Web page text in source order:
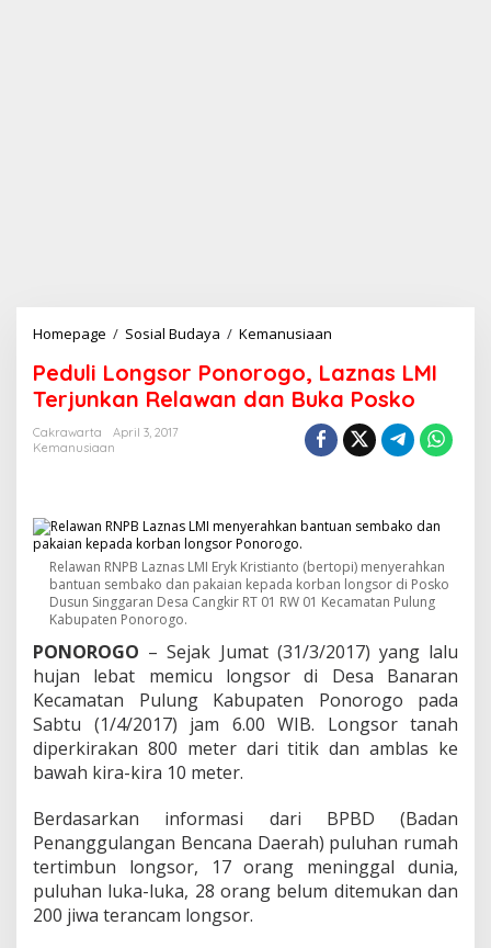
Homepage / Sosial Budaya / Kemanusiaan
d
u
l
i
L
s
r
P
o
o
r
o
g
o
,
z
n
a
s
L
Peduli Longsor Ponorogo, Laznas LMI
Terjunkan Relawan dan Buka Posko
Cakrawarta
April 3, 2017
Kemanusiaan
Relawan RNPB Laznas LMI Eryk Kristianto (bertopi) menyerahkan
bantuan sembako dan pakaian kepada korban longsor di Posko
Dusun Singgaran Desa Cangkir RT 01 RW 01 Kecamatan Pulung
Kabupaten Ponorogo.
PONOROGO – Sejak Jumat (31/3/2017) yang lalu
hujan lebat memicu longsor di Desa Banaran
Kecamatan Pulung Kabupaten Ponorogo pada
Sabtu (1/4/2017) jam 6.00 WIB. Longsor tanah
diperkirakan 800 meter dari titik dan amblas ke
bawah kira-kira 10 meter.
Berdasarkan informasi dari BPBD (Badan
Penanggulangan Bencana Daerah) puluhan rumah
tertimbun longsor, 17 orang meninggal dunia,
puluhan luka-luka, 28 orang belum ditemukan dan
200 jiwa terancam longsor.